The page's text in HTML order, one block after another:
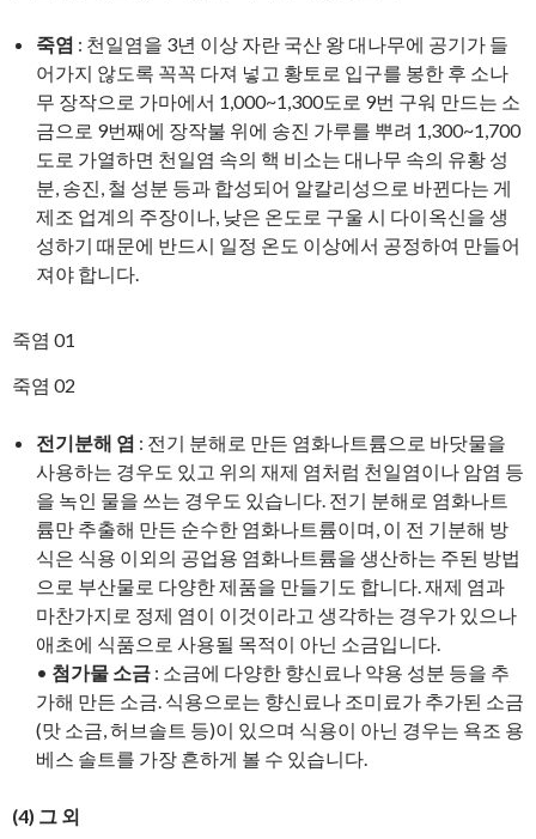
죽염 : 천일염을 3년 이상 자란 국산 왕 대나무에 공기가 들
어가지 않도록 꼭꼭 다져 넣고 황토로 입구를 봉한 후 소나
무 장작으로 가마에서 1,000~1,300도로 9번 구워 만드는 소
금으로 9번째에 장작불 위에 송진 가루를 뿌려 1,300~1,700
도로 가열하면 천일염 속의 핵 비소는 대나무 속의 유황 성
분, 송진, 철 성분 등과 합성되어 알칼리성으로 바뀐다는 게
제조 업계의 주장이나, 낮은 온도로 구울 시 다이옥신을 생
성하기 때문에 반드시 일정 온도 이상에서 공정하여 만들어
져야 합니다.
죽염 01
죽염 02
전기분해 염 : 전기 분해로 만든 염화나트륨으로 바닷물을
사용하는 경우도 있고 위의 재제 염처럼 천일염이나 암염 등
을 녹인 물을 쓰는 경우도 있습니다. 전기 분해로 염화나트
륨만 추출해 만든 순수한 염화나트륨이며, 이 전 기분해 방
식은 식용 이외의 공업용 염화나트륨을 생산하는 주된 방법
으로 부산물로 다양한 제품을 만들기도 합니다. 재제 염과
마찬가지로 정제 염이 이것이라고 생각하는 경우가 있으나
애초에 식품으로 사용될 목적이 아닌 소금입니다.
• 첨가물 소금 : 소금에 다양한 향신료나 약용 성분 등을 추
가해 만든 소금. 식용으로는 향신료나 조미료가 추가된 소금
(맛 소금, 허브솔트 등)이 있으며 식용이 아닌 경우는 욕조 용
베스 솔트를 가장 흔하게 볼 수 있습니다.
(4) 그 외